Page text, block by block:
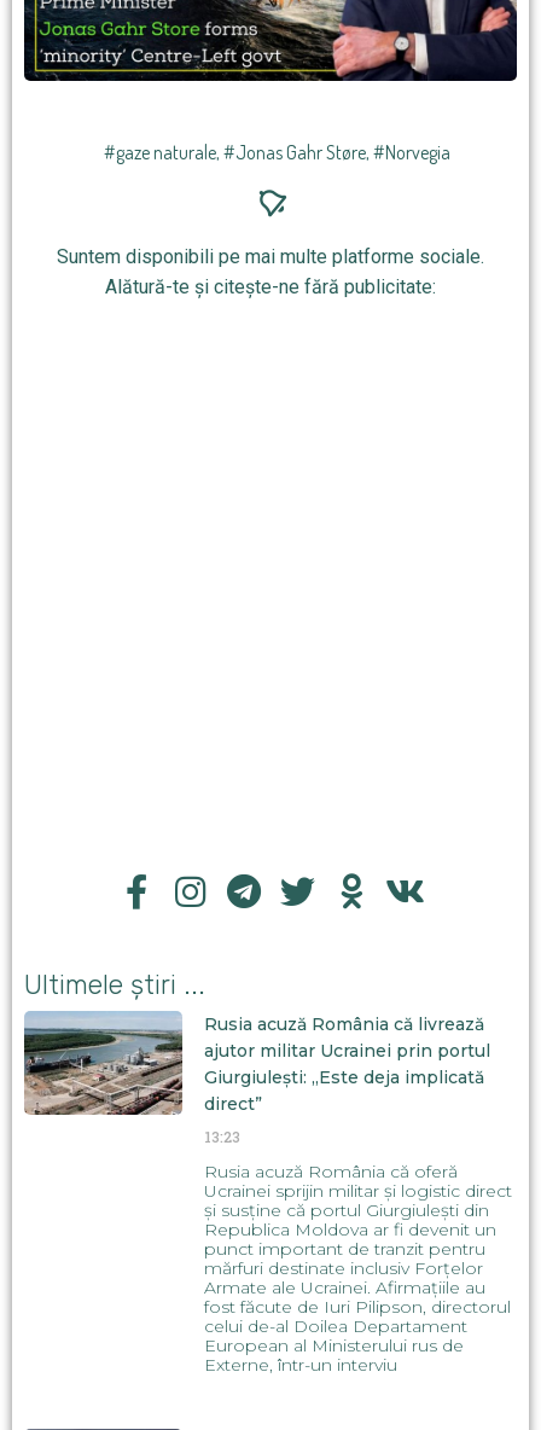
#gaze naturale, #Jonas Gahr Støre, #Norvegia
Suntem disponibili pe mai multe platforme sociale.
Alătură-te și citește-ne fără publicitate:
Ultimele știri ...
Rusia acuză România că livrează
ajutor militar Ucrainei prin portul
Giurgiulești: „Este deja implicată
direct”
13:23
Rusia acuză România că oferă
Ucrainei sprijin militar și logistic direct
și susține că portul Giurgiulești din
Republica Moldova ar fi devenit un
punct important de tranzit pentru
mărfuri destinate inclusiv Forțelor
Armate ale Ucrainei. Afirmațiile au
fost făcute de Iuri Pilipson, directorul
celui de-al Doilea Departament
European al Ministerului rus de
Externe, într-un interviu